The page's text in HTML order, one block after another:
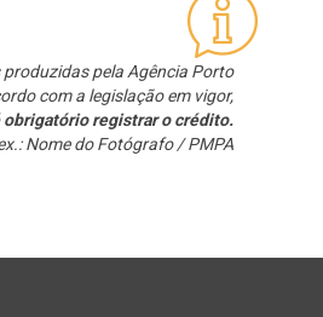
pela Agência Porto
com a legislação em vigor,
obrigatório registrar o crédito.
Nome do Fotógrafo / PMPA